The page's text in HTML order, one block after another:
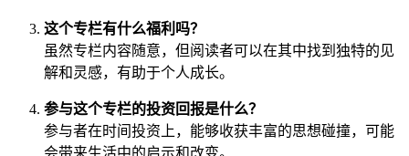
这个专栏有什么福利吗？
虽然专栏内容随意，但阅读者可以在其中找到独特的见
解和灵感，有助于个人成长。
参与这个专栏的投资回报是什么？
参与者在时间投资上，能够收获丰富的思想碰撞，可能
会带来生活中的启示和改变。